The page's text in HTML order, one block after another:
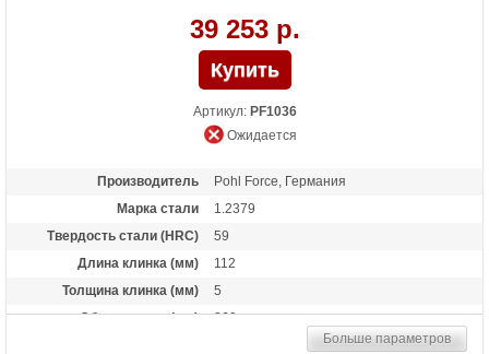
39 253 р.
Артикул: PF1036
Ожидается
Производитель
Pohl Force, Германия
Марка стали
1.2379
Твердость стали (HRC)
59
Длина клинка (мм)
112
Толщина клинка (мм)
5
Общая длина (мм)
260
Больше параметров